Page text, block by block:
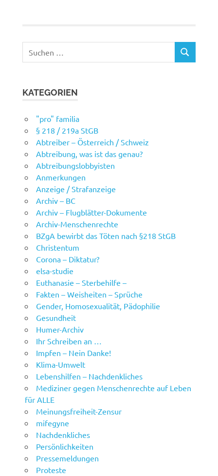
nach:
SUCHEN
KATEGORIEN
"pro" familia
§ 218 / 219a StGB
Abtreiber – Österreich / Schweiz
Abtreibung, was ist das genau?
Abtreibungslobbyisten
Anmerkungen
Anzeige / Strafanzeige
Archiv – BC
Archiv – Flugblätter-Dokumente
Archiv-Menschenrechte
BZgA bewirbt das Töten nach §218 StGB
Christentum
Corona – Diktatur?
elsa-studie
Euthanasie – Sterbehilfe –
Fakten – Weisheiten – Sprüche
Gender, Homosexualität, Pädophilie
Gesundheit
Humer-Archiv
Ihr Schreiben an …
Impfen – Nein Danke!
Klima-Umwelt
Lebenshilfen – Nachdenkliches
Mediziner gegen Menschenrechte auf Leben
für ALLE
Meinungsfreiheit-Zensur
mifegyne
Nachdenkliches
Persönlichkeiten
Pressemeldungen
Proteste